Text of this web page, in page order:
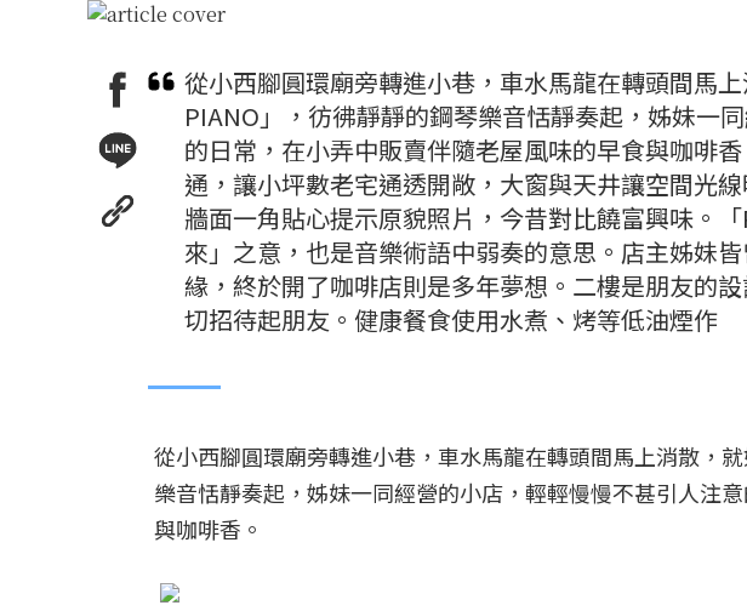
從小西腳圓環廟旁轉進小巷，車水馬龍在轉頭間馬
PIANO」，彷彿靜靜的鋼琴樂音恬靜奏起，姊妹一
的日常，在小弄中販賣伴隨老屋風味的早食與咖啡
通，讓小坪數老宅通透開敞，大窗與天井讓空間光
牆面一角貼心提示原貌照片，今昔對比饒富興味。
來」之意，也是音樂術語中弱奏的意思。店主姊妹
緣，終於開了咖啡店則是多年夢想。二樓是朋友的
切招待起朋友。健康餐食使用水煮、烤等低油煙作
從小西腳圓環廟旁轉進小巷，車水馬龍在轉頭間馬上消散，
樂音恬靜奏起，姊妹一同經營的小店，輕輕慢慢不甚引人注
與咖啡香。